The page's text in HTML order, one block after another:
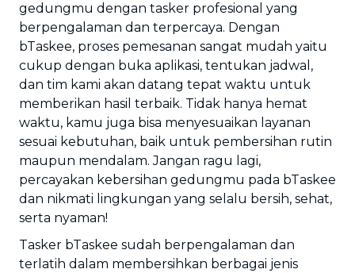
gedungmu dengan tasker profesional yang
berpengalaman dan terpercaya. Dengan
bTaskee, proses pemesanan sangat mudah yaitu
cukup dengan buka aplikasi, tentukan jadwal,
dan tim kami akan datang tepat waktu untuk
memberikan hasil terbaik. Tidak hanya hemat
waktu, kamu juga bisa menyesuaikan layanan
sesuai kebutuhan, baik untuk pembersihan rutin
maupun mendalam. Jangan ragu lagi,
percayakan kebersihan gedungmu pada bTaskee
dan nikmati lingkungan yang selalu bersih, sehat,
serta nyaman!
Tasker bTaskee sudah berpengalaman dan
terlatih dalam membersihkan berbagai jenis